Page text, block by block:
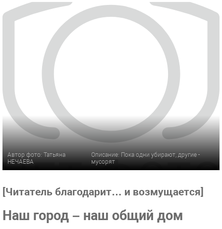
Автор фото: Татьяна
НЕЧАЕВА
Описание: Пока одни убирают, другие -
мусорят
[Читатель благодарит… и возмущается]
Наш город – наш общий дом